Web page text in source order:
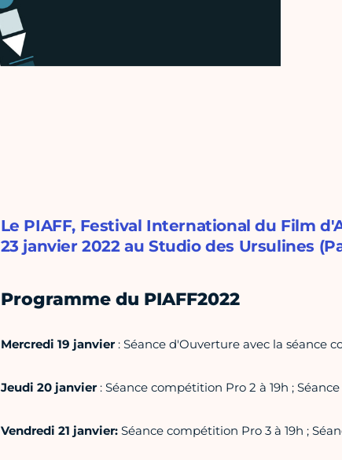
Le PIAFF, Festival International du Film
23 janvier 2022 au Studio des Ursulines
Programme du PIAFF2022
Mercredi 19 janvier: Séance d'Ouverture avec la séance
Jeudi 20 janvier: Séance compétition Pro 2 à 19h ;
Vendredi 21 janvier:Séance compétition Pro 3 à 19h ;